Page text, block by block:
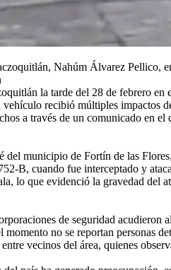
Nahúm Álvarez Pellico,
la tarde del 28 de febrero
vehículo recibió múltiples impactos
a través de un comunicado en el
del municipio de Fortín de las
B, cuando fue interceptado y
lo que evidenció la gravedad del
de seguridad
no se reportan personas
vecinos del área, quienes